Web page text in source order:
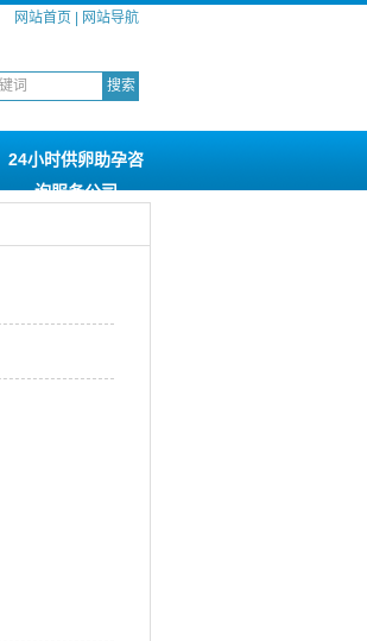
网站首页 网站导航
24小时供卵助孕咨
询服务公司